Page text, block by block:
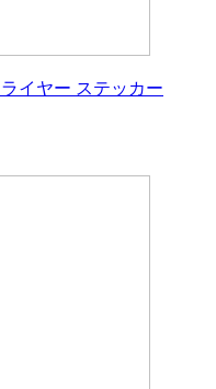
イヤー ステッカー